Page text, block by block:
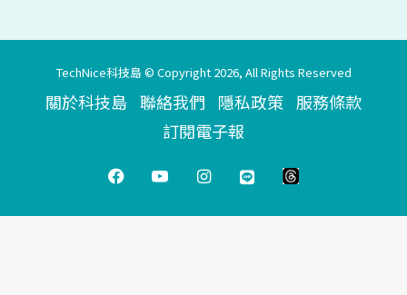
TechNice科技島 © Copyright 2026, All Rights Reserved
關於科技島 聯絡我們 隱私政策 服務條款
訂閱電子報